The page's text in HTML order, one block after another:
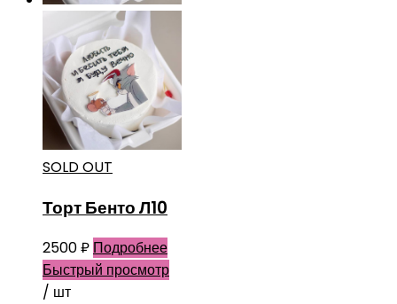
SOLD OUT
Торт Бенто Л10
2500₽ Подробнее
Быстрый просмотр
/ шт